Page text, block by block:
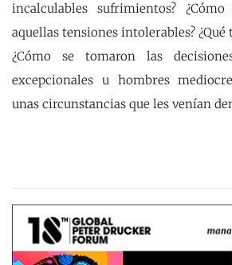
incalculables sufrimientos?
aquellas tensiones intolerables? ¿Qué
¿Cómo se tomaron las
excepcionales u hombres
unas circunstancias que les venían